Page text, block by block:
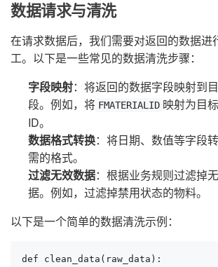
数据请求与清洗
在请求数据后，我们需要对返回的数据进
工。以下是一些常见的数据清洗步骤：
字段映射：将返回的数据字段映射到
段。例如，将 FMATERIALID 映射为目
ID。
数据格式转换：将日期、数值等字段
需的格式。
过滤无效数据：根据业务规则过滤掉
据。例如，过滤掉禁用状态的物料。
以下是一个简单的数据清洗示例：
def clean_data(raw_data):